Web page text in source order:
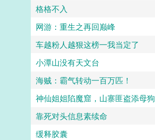
格格不入
网游：重生之再回巅峰
车越粉人越狠这榜一我当定了
小潭山没有天文台
海贼：霸气转动一百万匹！
神仙姐姐陷魔窟，山寨匪盗添母狗
靠死对头信息素续命
缓释胶囊